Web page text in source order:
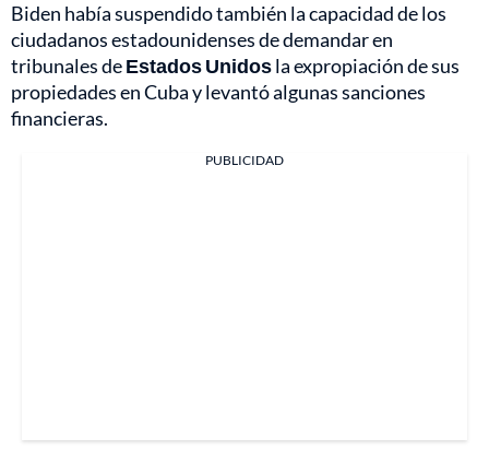
Biden había suspendido también la capacidad de los
ciudadanos estadounidenses de demandar en
tribunales deEstados Unidosla expropiación de sus
propiedades en Cuba y levantó algunas sanciones
financieras.
PUBLICIDAD